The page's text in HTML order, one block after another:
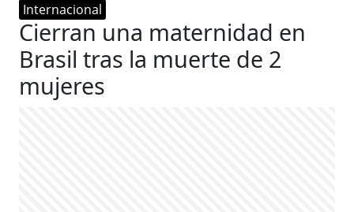
Internacional
Cierran una maternidad en
Brasil tras la muerte de 2
mujeres